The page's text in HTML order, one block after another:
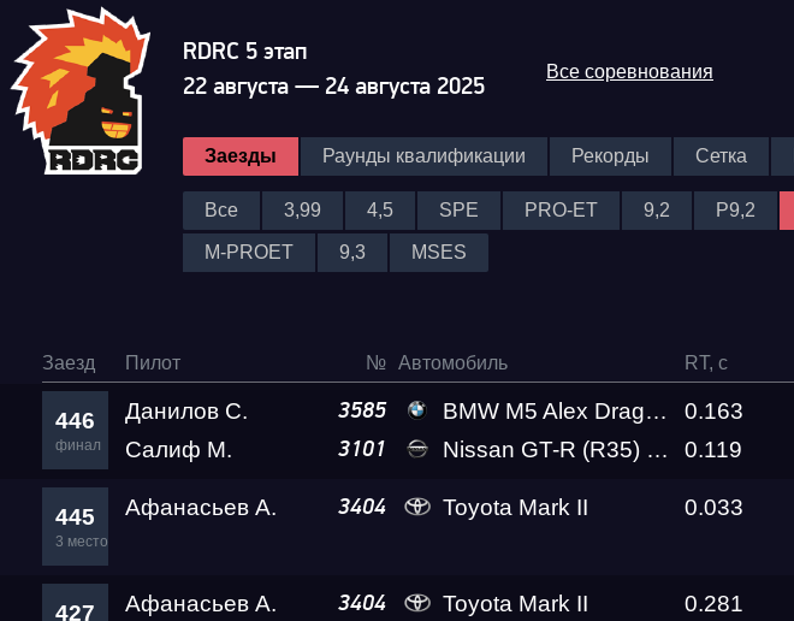
RDRC 5 этап
22 августа — 24 августа 2025
Все соревнования
Заезды Раунды квалификации Рекорды Сетка
Все 3,99 4,5 SPE PRO-ET 9,2 P9,2
M-PROET 9,3 MSES
Заезд Пилот № Автомобиль RT, c
446
финал
Данилов С. 3585 BMW M5 Alex Drag Team 0.163
Салиф М.
3101 Nissan GT-R (R35) Real Performance R1000+ 0.119
445
3 место
Афанасьев А. 3404 Toyota Mark II 0.033
427 Афанасьев А. 3404 Toyota Mark II 0.281